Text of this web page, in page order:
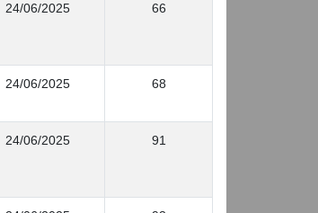
24/06/2025 66
24/06/2025 68
24/06/2025 91